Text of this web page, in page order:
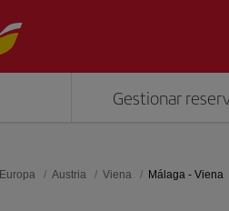
Gestionar
Europa Austria Viena Málaga - Viena